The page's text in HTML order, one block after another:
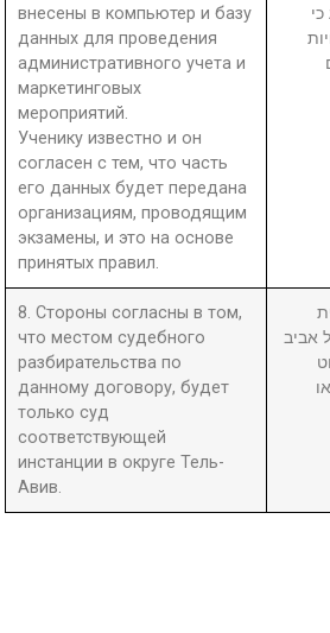
внесены в компьютер и базу
данных для проведения
административного учета и
маркетинговых
мероприятий.
Ученику известно и он
согласен с тем, что часть
его данных будет передана
организациям, проводящим
экзамены, и это на основе
принятых правил.
8. Стороны согласны в том,
что местом судебного
разбирательства по
данному договору, будет
только суд
соответствующей
инстанции в округе Тель-
Авив.
אביב